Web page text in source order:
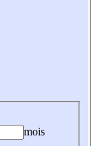
mois